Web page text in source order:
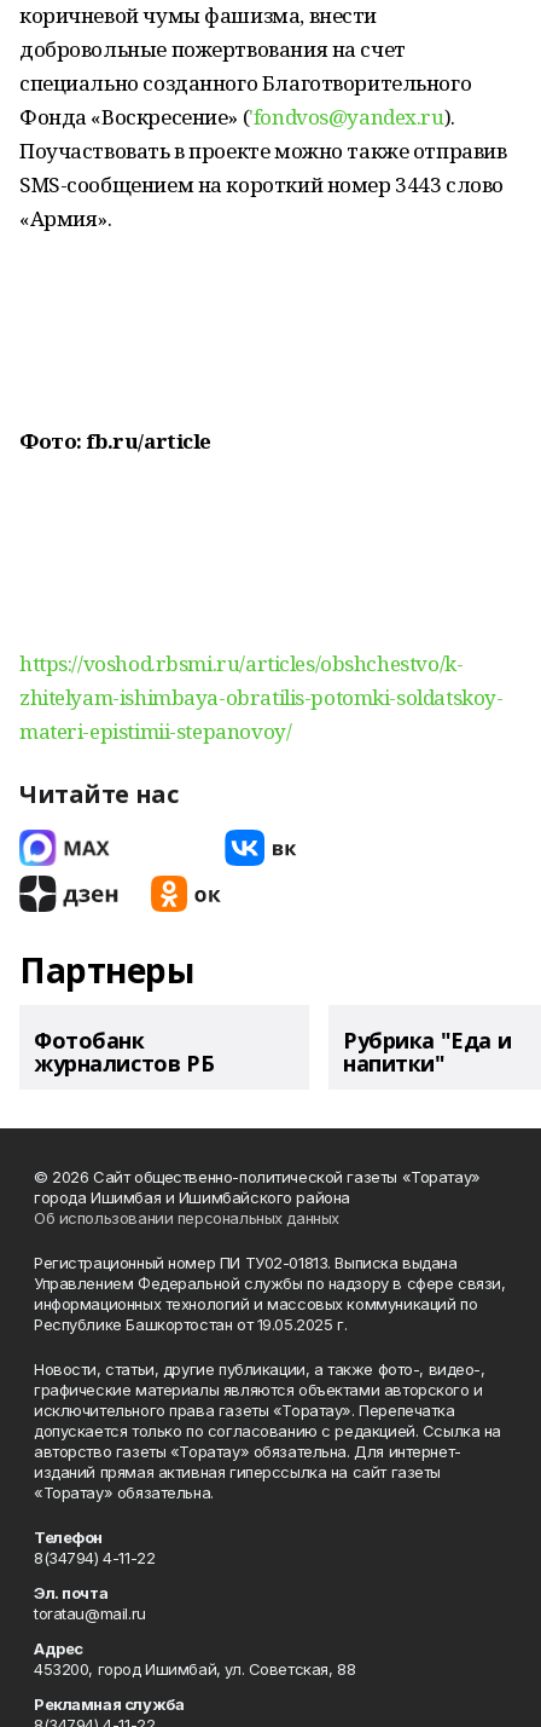
коричневой чумы фашизма, внести
добровольные пожертвования на счет
специально созданного Благотворительного
Фонда «Воскресение» ('fondvos@yandex.ru).
Поучаствовать в проекте можно также отправив
SMS-сообщением на короткий номер 3443 слово
«Армия».
Фото: fb.ru/article
https://voshod.rbsmi.ru/articles/obshchestvo/k-
zhitelyam-ishimbaya-obratilis-potomki-soldatskoy-
materi-epistimii-stepanovoy/
Читайте нас
Партнеры
Фотобанк
журналистов РБ
Рубрика "Еда и
напитки"
© 2026 Сайт общественно-политической газеты «Торатау»
города Ишимбая и Ишимбайского района
Об использовании персональных данных
Регистрационный номер ПИ ТУ02-01813. Выписка выдана
Управлением Федеральной службы по надзору в сфере связи,
информационных технологий и массовых коммуникаций по
Республике Башкортостан от 19.05.2025 г.
Новости, статьи, другие публикации, а также фото-, видео-,
графические материалы являются объектами авторского и
исключительного права газеты «Торатау». Перепечатка
допускается только по согласованию с редакцией. Ссылка на
авторство газеты «Торатау» обязательна. Для интернет-
изданий прямая активная гиперссылка на сайт газеты
«Торатау» обязательна.
Телефон
8(34794) 4-11-22
Эл. почта
toratau@mail.ru
Адрес
453200, город Ишимбай, ул. Советская, 88
Рекламная служба